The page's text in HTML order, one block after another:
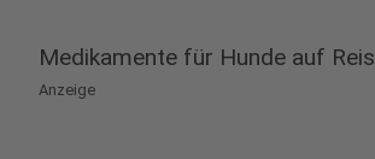
Medikamente für Hunde auf
Anzeige